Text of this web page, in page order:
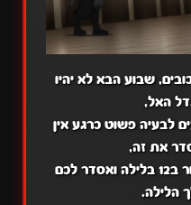
שבוע הבא לא יהיו
האל,
לבעיה פשוט כרגע אין
את זה,
אני יוצא לעבודה עכשיו ואחזור ב12 בלילה ואסדר לכם
הלילה.